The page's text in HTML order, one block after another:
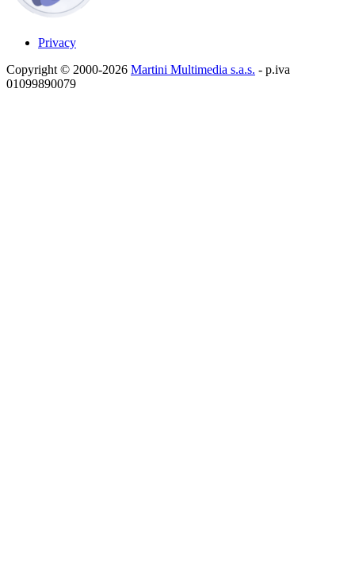
Privacy
Copyright © 2000-2026 Martini Multimedia s.a.s. - p.iva
01099890079